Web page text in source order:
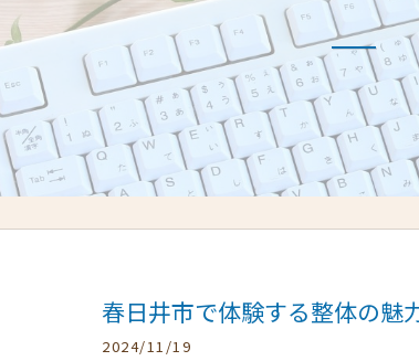
春日井市で体験する整体の魅
2024/11/19